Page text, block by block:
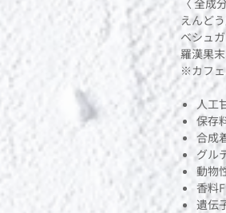
えんど
ベシュ
羅漢果
※カフ
人工
保存
合成
グル
動物
香料
遺伝